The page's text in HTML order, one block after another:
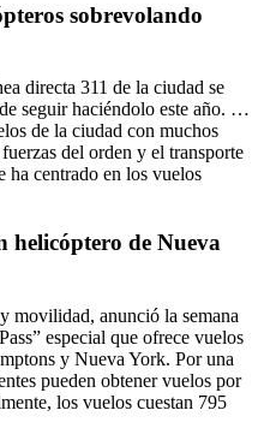
sobrevolando
directa 311 de la ciudad se
seguir haciéndolo este año. …
de la ciudad con muchos
del orden y el transporte
ha centrado en los vuelos
helicóptero de Nueva
movilidad, anunció la semana
especial que ofrece vuelos
y Nueva York. Por una
pueden obtener vuelos por
los vuelos cuestan 795